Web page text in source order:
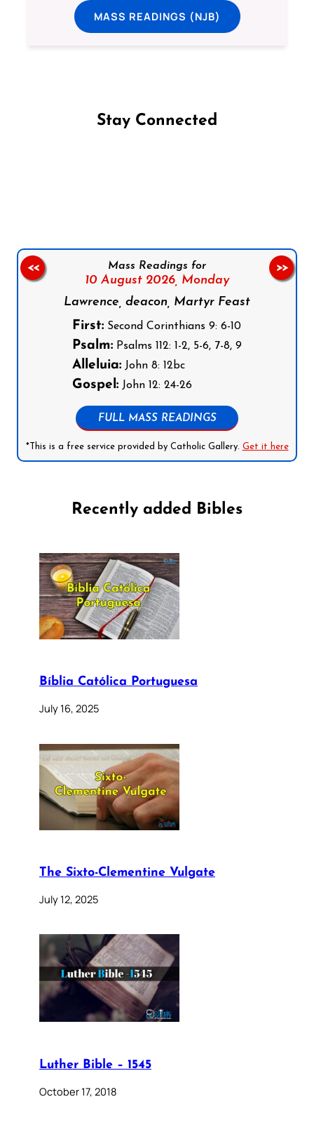
MASS READINGS (NJB)
Stay Connected
Mass Readings for
10 August 2026, Monday
Lawrence, deacon, Martyr Feast
First: Second Corinthians 9: 6-10
Psalm: Psalms 112: 1-2, 5-6, 7-8, 9
Alleluia: John 8: 12bc
Gospel: John 12: 24-26
FULL MASS READINGS
*This is a free service provided by Catholic Gallery. Get it here
<< >>
Recently added Bibles
Bíblia Católica Portuguesa
July 16, 2025
The Sixto-Clementine Vulgate
July 12, 2025
Luther Bible – 1545
October 17, 2018